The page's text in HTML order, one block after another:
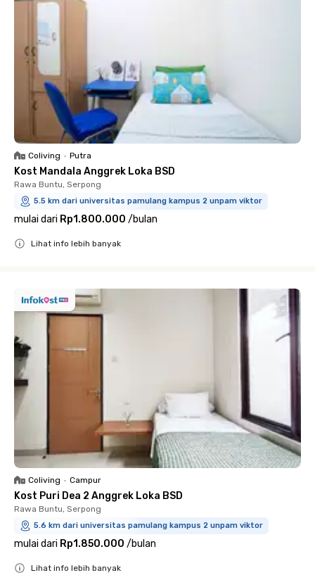
Coliving • Putra
Kost Mandala Anggrek Loka BSD
Rawa Buntu, Serpong
5.5 km dari universitas pamulang kampus 2 unpam viktor
mulai dari Rp1.800.000 /bulan
Lihat info lebih banyak
Coliving • Campur
Kost Puri Dea 2 Anggrek Loka BSD
Rawa Buntu, Serpong
5.6 km dari universitas pamulang kampus 2 unpam viktor
mulai dari Rp1.850.000 /bulan
Lihat info lebih banyak